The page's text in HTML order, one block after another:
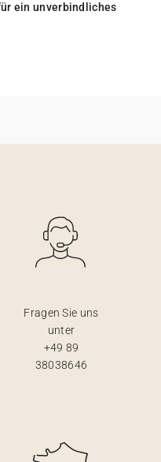
ein unverbindliches
Fragen Sie uns
unter
+49 89
38038646